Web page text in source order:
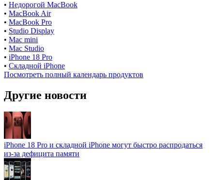
• Недорогой MacBook
• MacBook Air
• MacBook Pro
• Studio Display
• Mac mini
• Mac Studio
• iPhone 18 Pro
• Складной iPhone
Посмотреть полный календарь продуктов
Другие новости
iPhone 18 Pro и складной iPhone могут быстро распродаться
из-за дефицита памяти